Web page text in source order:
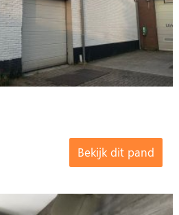
Bekijk dit pand